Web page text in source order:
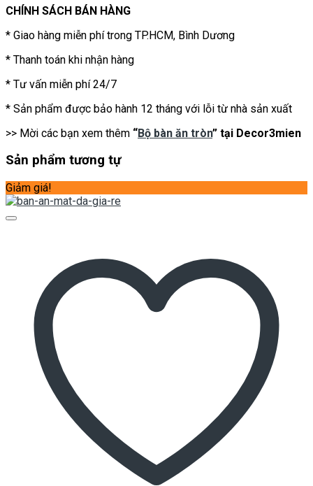
CHÍNH SÁCH BÁN HÀNG
* Giao hàng miễn phí trong TP.HCM, Bình Dương
* Thanh toán khi nhận hàng
* Tư vấn miễn phí 24/7
* Sản phẩm được bảo hành 12 tháng với lỗi từ nhà sản xuất
>> Mời các bạn xem thêm “Bộ bàn ăn tròn” tại Decor3mien
Sản phẩm tương tự
Giảm giá!